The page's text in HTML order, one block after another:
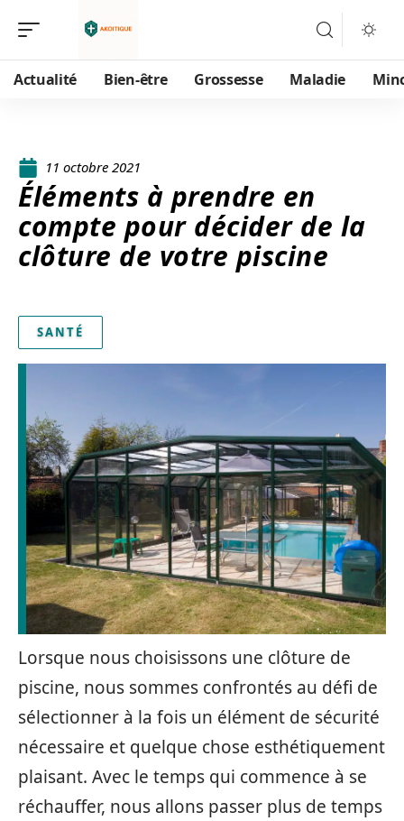
Actualité Bien-être Grossesse Maladie
11 octobre 2021
Éléments à prendre en
compte pour décider de la
clôture de votre piscine
SANTÉ
Lorsque nous choisissons une clôture de
piscine, nous sommes confrontés au défi de
sélectionner à la fois un élément de sécurité
nécessaire et quelque chose esthétiquement
plaisant. Avec le temps qui commence à se
réchauffer, nous allons passer plus de temps